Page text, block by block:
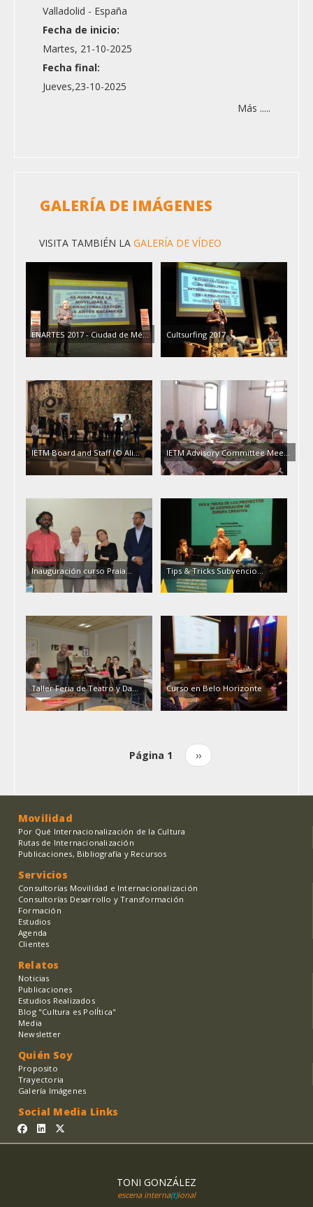
Valladolid - España
Fecha de inicio:
Martes, 21-10-2025
Fecha final:
Jueves,23-10-2025
Más .....
GALERÍA DE IMÁGENES
VISITA TAMBIÉN LA GALERÍA DE VÍDEO
ENARTES 2017 - Ciudad de Mé... Cultsurfing 2017
IETM Board and Staff (© Ali... IETM Advisory Committee Mee...
Inauguración curso Praia... Tips & Tricks Subvencio...
Taller Feria de Teatro y Da... Curso en Belo Horizonte
Página 1
Siguiente
página
››
Movilidad
Por Qué Internacionalización de la Cultura
Rutas de Internacionalización
Publicaciones, Bibliografía y Recursos
Servicios
Consultorías Movilidad e Internacionalización
Consultorías Desarrollo y Transformación
Formación
Estudios
Agenda
Clientes
Relatos
Noticias
Publicaciones
Estudios Realizados
Blog "Cultura es PolÍtica"
Media
Newsletter
Quién Soy
Proposito
Trayectoria
Galería Imágenes
Social Media Links
TONI GONZÁLEZ
escena interna(t)ional